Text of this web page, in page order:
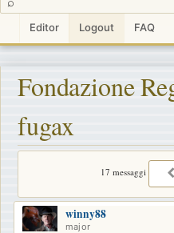
Editor Logout FAQ
Fondazione
fugax
17 messaggi
winny88
major